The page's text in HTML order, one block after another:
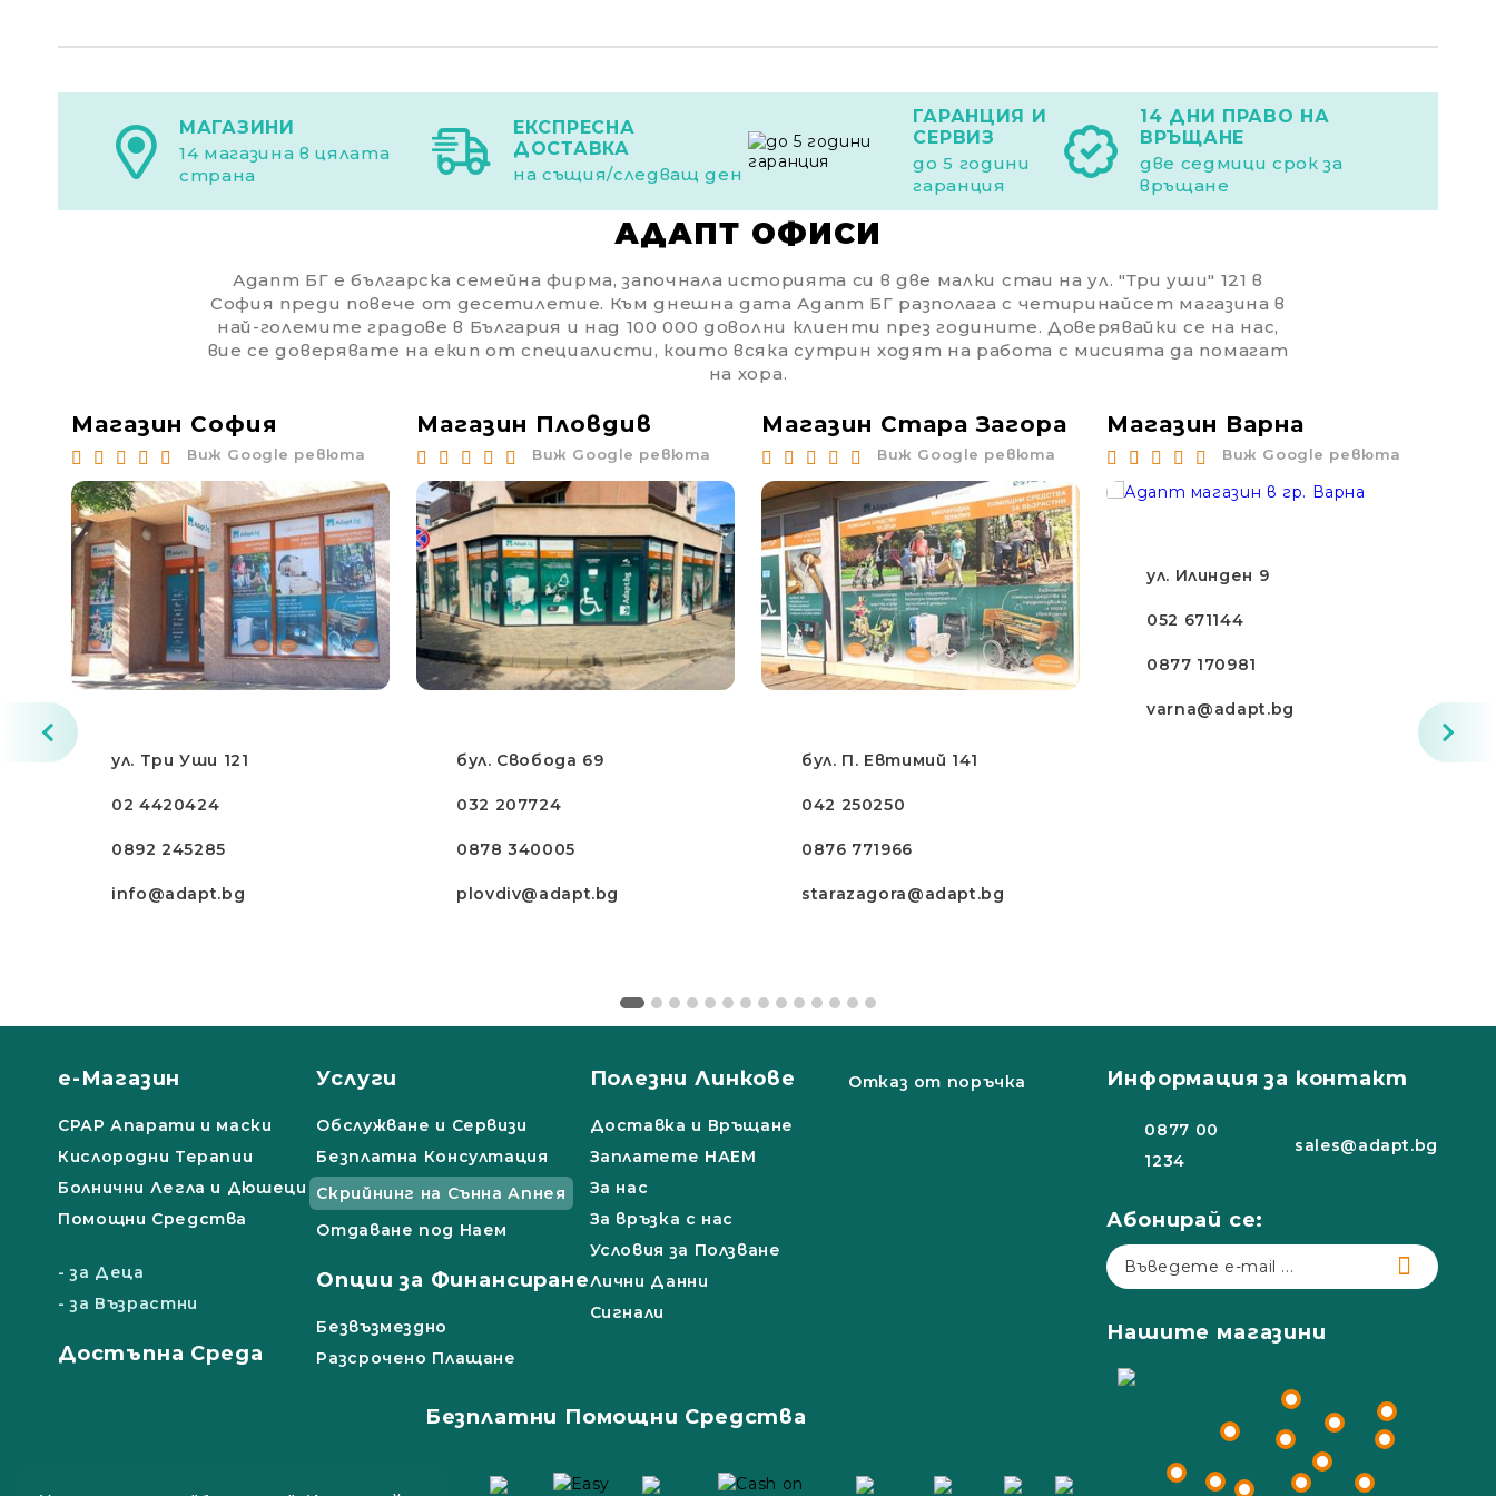
МАГАЗИНИ
14 магазина в цялата
страна
ЕКСПРЕСНА
ДОСТАВКА
на същия/следващ ден
ГАРАНЦИЯ И
СЕРВИЗ
до 5 години
гаранция
14 ДНИ ПРАВО НА
ВРЪЩАНЕ
две седмици срок за
връщане
АДАПТ ОФИСИ
Адапт БГ е българска семейна фирма, започнала историята си в две малки стаи на ул. "Три уши" 121 в
София преди повече от десетилетие. Към днешна дата Адапт БГ разполага с четиринайсет магазина в
най-големите градове в България и над 100 000 доволни клиенти през годините. Доверявайки се на нас,
вие се доверявате на екип от специалисти, които всяка сутрин ходят на работа с мисията да помагат
на хора.
Магазин София
Виж Google ревюта
ул. Три Уши 121
02 4420424
0892 245285
info@adapt.bg
Магазин Пловдив
Виж Google ревюта
бул. Свобода 69
032 207724
0878 340005
plovdiv@adapt.bg
Магазин Стара Загора
Виж Google ревюта
бул. П. Евтимий 141
042 250250
0876 771966
starazagora@adapt.bg
Магазин Варна
Виж Google ревюта
ул. Илинден 9
052 671144
0877 170981
varna@adapt.bg
е-Магазин
СРАР Апарати и маски
Кислородни Терапии
Болнични Легла и Дюшеци
Помощни Средства
- за Деца
- за Възрастни
Достъпна Среда
Услуги
Обслужване и Сервизи
Безплатна Консултация
Скрийнинг на Сънна Апнея
Отдаване под Наем
Опции за Финансиране
Безвъзмездно
Разсрочено Плащане
Полезни Линкове
Доставка и Връщане
Заплатете НАЕМ
За нас
За връзка с нас
Условия за Ползване
Лични Данни
Сигнали
Отказ от поръчка
Безплатни Помощни Средства
Информация за контакт
0877 00
1234
sales@adapt.bg
Абонирай се:
Нашите магазини